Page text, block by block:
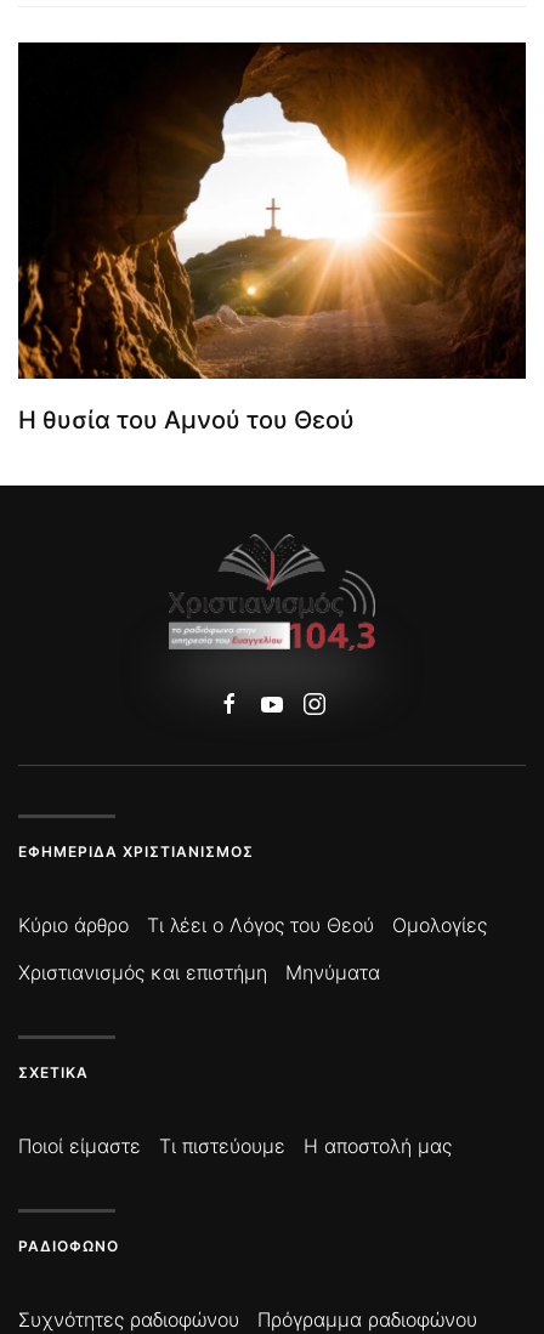
Η θυσία του Αμνού του Θεού
ΕΦΗΜΕΡΊΔΑ ΧΡΙΣΤΙΑΝΙΣΜΌΣ
Κύριο άρθρο Τι λέει ο Λόγος του Θεού
Ομολογίες
Χριστιανισμός και επιστήμη
Μηνύματα
ΣΧΕΤΙΚΆ
Ποιοί είμαστε Τι πιστεύουμε Η αποστολή μας
ΡΑΔΙΌΦΩΝΟ
Συχνότητες ραδιοφώνου
Πρόγραμμα ραδιοφώνου